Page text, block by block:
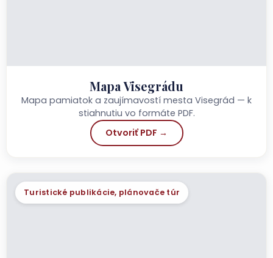
Mapa Visegrádu
Mapa pamiatok a zaujímavostí mesta Visegrád — k
stiahnutiu vo formáte PDF.
Otvoriť PDF →
Turistické publikácie, plánovače túr